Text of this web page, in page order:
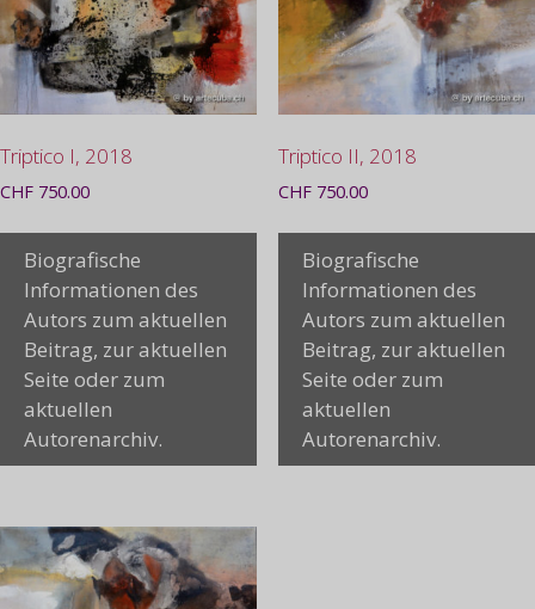
Triptico I, 2018
CHF 750.00
Biografische
Informationen des
Autors zum aktuellen
Beitrag, zur aktuellen
Seite oder zum
aktuellen
Autorenarchiv.
Triptico II, 2018
CHF750.00
Biografische
Informationen des
Autors zum aktuellen
Beitrag, zur aktuellen
Seite oder zum
aktuellen
Autorenarchiv.